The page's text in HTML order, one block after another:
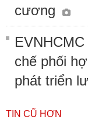
cương
chế phối
phát triển
TIN CŨ HƠN